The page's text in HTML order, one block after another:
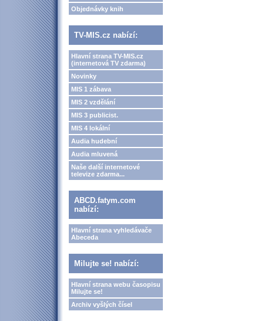
Objednávky knih
TV-MIS.cz nabízí:
Hlavní strana TV-MIS.cz
(internetová TV zdarma)
Novinky
MIS 1 zábava
MIS 2 vzdělání
MIS 3 publicist.
MIS 4 lokální
Audia hudební
Audia mluvená
Naše další internetové
televize zdarma...
ABCD.fatym.com
nabízí:
Hlavní strana vyhledávače
Abeceda
Milujte se! nabízí:
Hlavní strana webu časopisu
Milujte se!
Archiv vyšlých čísel